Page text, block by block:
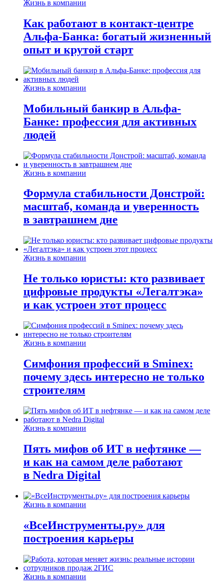
Жизнь в компании
Как работают в контакт-центре
Альфа-Банка: богатый жизненный
опыт и крутой старт
Жизнь в компании
Мобильный банкир в Альфа-
Банке: профессия для активных
людей
Жизнь в компании
Формула стабильности Донстрой:
масштаб, команда и уверенность
в завтрашнем дне
Жизнь в компании
Не только юристы: кто развивает
цифровые продукты «Легалтэка»
и как устроен этот процесс
Жизнь в компании
Симфония профессий в Sminex:
почему здесь интересно не только
строителям
Жизнь в компании
Пять мифов об ИТ в нефтянке —
и как на самом деле работают
в Nedra Digital
Жизнь в компании
«ВсеИнструменты.ру» для
построения карьеры
Жизнь в компании